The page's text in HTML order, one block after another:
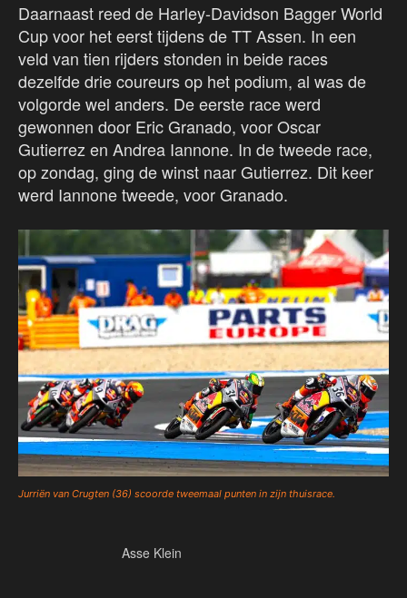
Daarnaast reed de Harley-Davidson Bagger World
Cup voor het eerst tijdens de TT Assen. In een
veld van tien rijders stonden in beide races
dezelfde drie coureurs op het podium, al was de
volgorde wel anders. De eerste race werd
gewonnen door Eric Granado, voor Oscar
Gutierrez en Andrea Iannone. In de tweede race,
op zondag, ging de winst naar Gutierrez. Dit keer
werd Iannone tweede, voor Granado.
Jurriën van Crugten (36) scoorde tweemaal punten in zijn thuisrace.
Asse Klein